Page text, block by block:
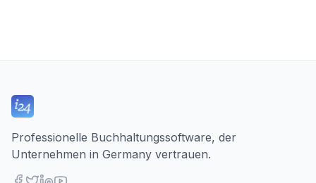
Professionelle Buchhaltungssoftware, der
Unternehmen in Germany vertrauen.